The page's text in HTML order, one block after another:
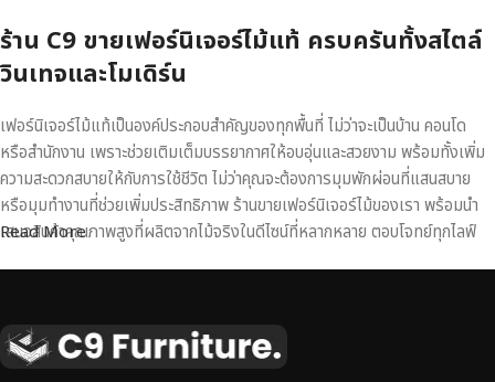
ร้าน C9 ขายเฟอร์นิเจอร์ไม้แท้ ครบครันทั้งสไตล์
วินเทจและโมเดิร์น
เฟอร์นิเจอร์ไม้แท้เป็นองค์ประกอบสำคัญของทุกพื้นที่ ไม่ว่าจะเป็นบ้าน คอนโด
หรือสำนักงาน เพราะช่วยเติมเต็มบรรยากาศให้อบอุ่นและสวยงาม พร้อมทั้งเพิ่ม
ความสะดวกสบายให้กับการใช้ชีวิต ไม่ว่าคุณจะต้องการมุมพักผ่อนที่แสนสบาย
หรือมุมทำงานที่ช่วยเพิ่มประสิทธิภาพ ร้านขายเฟอร์นิเจอร์ไม้ของเรา พร้อมนำ
เสนอสินค้าคุณภาพสูงที่ผลิตจากไม้จริงในดีไซน์ที่หลากหลาย ตอบโจทย์ทุกไลฟ์
เหนือระดับ
Read More